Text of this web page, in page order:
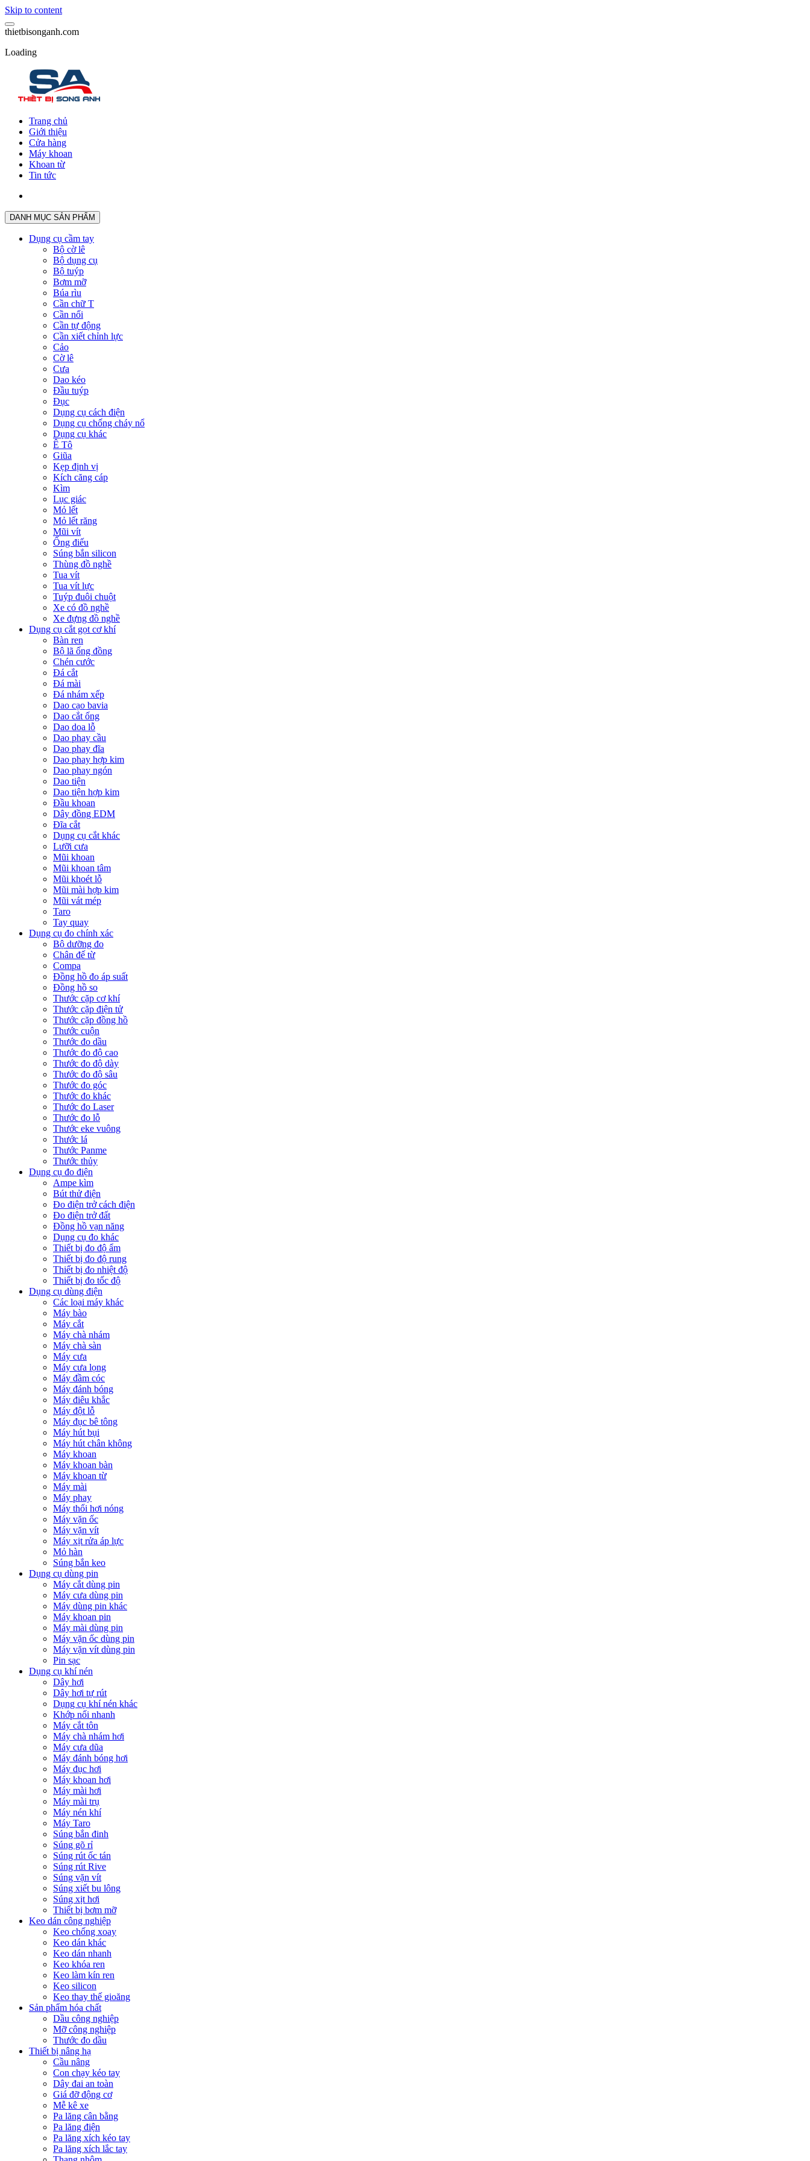
Skip to content
thietbisonganh.com
Loading
Trang chủ
Giới thiệu
Cửa hàng
Máy khoan
Khoan từ
Tin tức
DANH MỤC SẢN PHẨM
Dụng cụ cầm tay
Bộ cờ lê
Bộ dụng cụ
Bộ tuýp
Bơm mỡ
Búa rìu
Cần chữ T
Cần nối
Cần tự động
Cần xiết chỉnh lực
Cảo
Cờ lê
Cưa
Dao kéo
Đầu tuýp
Đục
Dụng cụ cách điện
Dụng cụ chống cháy nổ
Dụng cụ khác
Ê Tô
Giũa
Kẹp định vị
Kích căng cáp
Kìm
Lục giác
Mỏ lết
Mỏ lết răng
Mũi vít
Ống điếu
Súng bắn silicon
Thùng đồ nghề
Tua vít
Tua vít lực
Tuýp đuôi chuột
Xe có đồ nghề
Xe đựng đồ nghề
Dụng cụ cắt gọt cơ khí
Bàn ren
Bộ lã ống đồng
Chén cước
Đá cắt
Đá mài
Đá nhám xếp
Dao cạo bavia
Dao cắt ống
Dao doa lỗ
Dao phay cầu
Dao phay đĩa
Dao phay hợp kim
Dao phay ngón
Dao tiện
Dao tiện hợp kim
Đầu khoan
Dây đồng EDM
Đĩa cắt
Dụng cụ cắt khác
Lưỡi cưa
Mũi khoan
Mũi khoan tâm
Mũi khoét lỗ
Mũi mài hợp kim
Mũi vát mép
Taro
Tay quay
Dụng cụ đo chính xác
Bộ dưỡng đo
Chân đế từ
Compa
Đồng hồ đo áp suất
Đồng hồ so
Thước cặp cơ khí
Thước cặp điện tử
Thước cặp đồng hồ
Thước cuộn
Thước đo dầu
Thước đo độ cao
Thước đo độ dày
Thước đo độ sâu
Thước đo góc
Thước đo khác
Thước đo Laser
Thước đo lỗ
Thước eke vuông
Thước lá
Thước Panme
Thước thủy
Dụng cụ đo điện
Ampe kìm
Bút thử điện
Đo điện trở cách điện
Đo điện trở đất
Đồng hồ vạn năng
Dụng cụ đo khác
Thiết bị đo độ ẩm
Thiết bị đo độ rung
Thiết bị đo nhiệt độ
Thiết bị đo tốc độ
Dụng cụ dùng điện
Các loại máy khác
Máy bào
Máy cắt
Máy chà nhám
Máy chà sàn
Máy cưa
Máy cưa lọng
Máy đầm cóc
Máy đánh bóng
Máy điêu khắc
Máy đột lỗ
Máy đục bê tông
Máy hút bụi
Máy hút chân không
Máy khoan
Máy khoan bàn
Máy khoan từ
Máy mài
Máy phay
Máy thổi hơi nóng
Máy vặn ốc
Máy vặn vít
Máy xịt rửa áp lực
Mỏ hàn
Súng bắn keo
Dụng cụ dùng pin
Máy cắt dùng pin
Máy cưa dùng pin
Máy dùng pin khác
Máy khoan pin
Máy mài dùng pin
Máy vặn ốc dùng pin
Máy vặn vít dùng pin
Pin sạc
Dụng cụ khí nén
Dây hơi
Dây hơi tự rút
Dụng cụ khí nén khác
Khớp nối nhanh
Máy cắt tôn
Máy chà nhám hơi
Máy cưa dũa
Máy đánh bóng hơi
Máy đục hơi
Máy khoan hơi
Máy mài hơi
Máy mài trụ
Máy nén khí
Máy Taro
Súng bắn đinh
Súng gõ rỉ
Súng rút ốc tán
Súng rút Rive
Súng vặn vít
Súng xiết bu lông
Súng xịt hơi
Thiết bị bơm mỡ
Keo dán công nghiệp
Keo chống xoay
Keo dán khác
Keo dán nhanh
Keo khóa ren
Keo làm kín ren
Keo silicon
Keo thay thế gioăng
Sản phẩm hóa chất
Dầu công nghiệp
Mỡ công nghiệp
Thước đo dầu
Thiết bị nâng hạ
Cầu nâng
Con chạy kéo tay
Dây đai an toàn
Giá đỡ động cơ
Mễ kê xe
Pa lăng cân bằng
Pa lăng điện
Pa lăng xích kéo tay
Pa lăng xích lắc tay